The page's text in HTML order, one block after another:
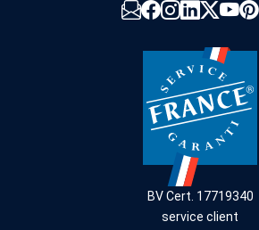
BV Cert. 17719340
service client